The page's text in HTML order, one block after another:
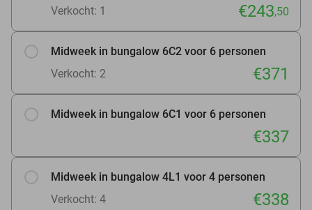
Verkocht: 1
€243,50
Midweek in bungalow 6C2 voor 6 personen
Verkocht: 2
€371
Midweek in bungalow 6C1 voor 6 personen
€337
Midweek in bungalow 4L1 voor 4 personen
Verkocht: 4
€338